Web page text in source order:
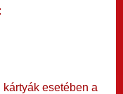
esetében a